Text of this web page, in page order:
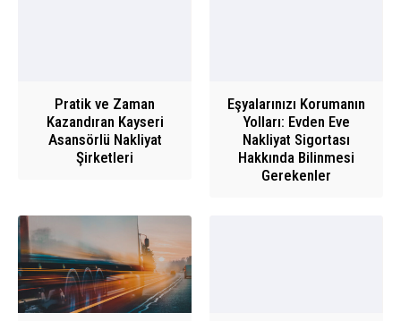
Pratik ve Zaman
Kazandıran Kayseri
Asansörlü Nakliyat
Şirketleri
Eşyalarınızı Korumanın
Yolları: Evden Eve
Nakliyat Sigortası
Hakkında Bilinmesi
Gerekenler